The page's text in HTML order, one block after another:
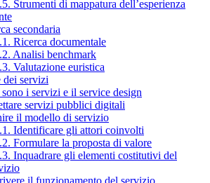
Strumenti di mappatura dell’esperienza
secondaria
Ricerca documentale
Analisi benchmark
Valutazione euristica
dei servizi
sono i servizi e il service design
servizi pubblici digitali
il modello di servizio
Identificare gli attori coinvolti
Formulare la proposta di valore
Inquadrare gli elementi costitutivi del
il funzionamento del servizio